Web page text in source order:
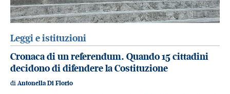
Leggi e istituzioni
Cronaca di un referendum. Quando 15 cittadini
decidono di difendere la Costituzione
di Antonella Di Florio